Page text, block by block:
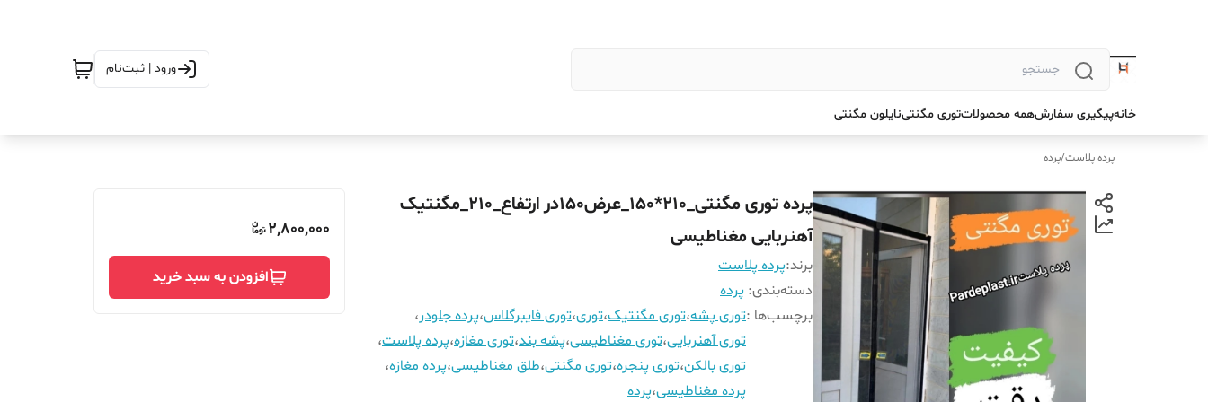
ورود | ثبت‌نام
خانهپیگیری سفارشهمه محصولاتتوری مگنتینایلون مگنتی
پرده پلاست/پرده
پرده توری مگنتی_210*150_عرض150در ارتفاع_210_مگنتیک
آهنربایی مغناطیسی
برند:پرده پلاست
دسته‌بندی: پرده
برچسب‌ها :توری پشه،توری مگنتیک،توری،توری فایبرگلاس،پرده جلودر،
توری آهنربایی،توری مغناطیسی،پشه بند،توری مغازه،پرده پلاست،
توری بالکن،توری پنجره،توری مگنتی،طلق مغناطیسی،پرده مغازه،
پرده مغناطیسی،پرده
2,800,000
افزودن به سبد خرید